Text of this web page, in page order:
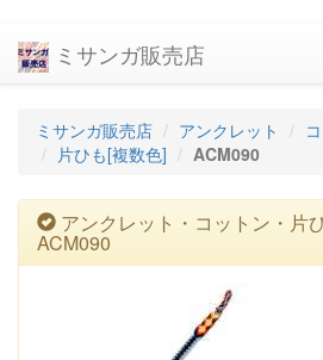
ミサンガ販売店
ミサンガ販売店 アンクレット
片ひも[複数色]
ACM090
アンクレット・コットン・片
ACM090